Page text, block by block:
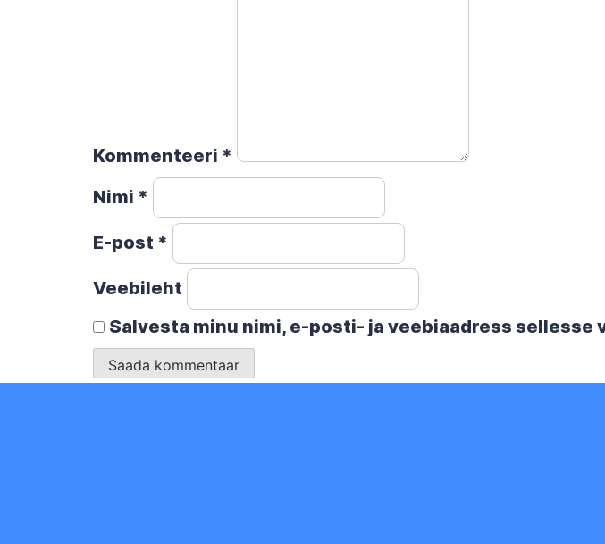
Kommenteeri *
Nimi *
E-post *
Veebileht
Salvesta minu nimi, e-posti- ja veebiaadress